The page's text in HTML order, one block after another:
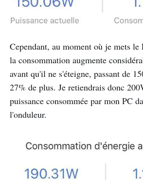
Cependant, au moment où je mets
la consommation augmente
avant qu'il ne s'éteigne, passant de
27% de plus. Je retiendrais donc
puissance consommée par mon PC
l'onduleur.